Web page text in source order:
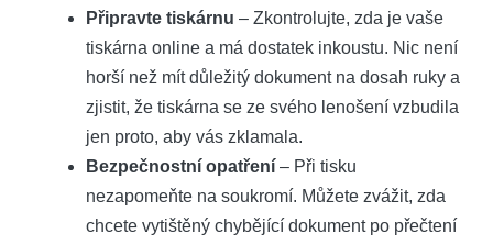
Připravte ⁣tiskárnu – Zkontrolujte, zda je⁢ vaše
tiskárna online a ⁤má dostatek inkoustu. Nic není
horší ‌než mít ​důležitý dokument⁣ na dosah ruky ⁢a
zjistit, že tiskárna ​se ze svého lenošení‍ vzbudila‍
jen proto, aby vás zklamala.
Bezpečnostní opatření ‌– Při tisku
nezapomeňte na soukromí. Můžete zvážit, zda
chcete vytištěný chybějící‌ dokument po přečtení